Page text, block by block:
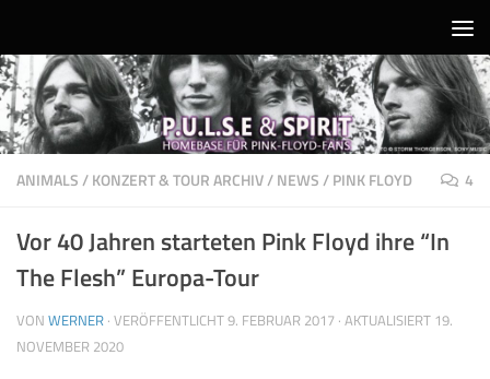
ANIMALS/KONZERT & TOUR ARCHIV/NEWS/PINK FLOYD 4
Vor 40 Jahren starteten Pink Floyd ihre “In
The Flesh” Europa-Tour
VON WERNER · VERÖFFENTLICHT9. FEBRUAR 2017 · AKTUALISIERT 19.
NOVEMBER 2020